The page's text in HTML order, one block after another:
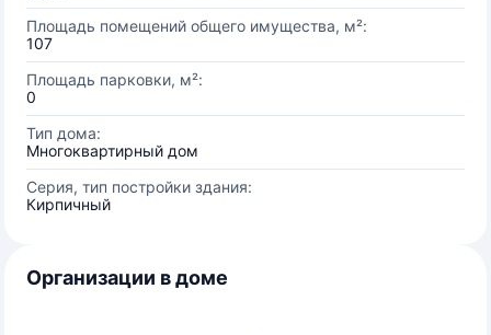
Площадь помещений общего имущества, м²:
107
Площадь парковки, м²:
0
Тип дома:
Многоквартирный дом
Серия, тип постройки здания:
Кирпичный
Организации в доме